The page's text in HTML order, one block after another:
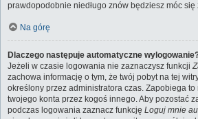
prawdopodobnie niedługo znów będziesz móc się
Na górę
Dlaczego następuje automatyczne
Jeżeli w czasie logowania nie zaznaczysz funkcji
zachowa informację o tym, że twój pobyt na tej
określony przez administratora czas. Zapobiega to
twojego konta przez kogoś innego. Aby pozostać
podczas logowania zaznacz funkcję Loguj mnie